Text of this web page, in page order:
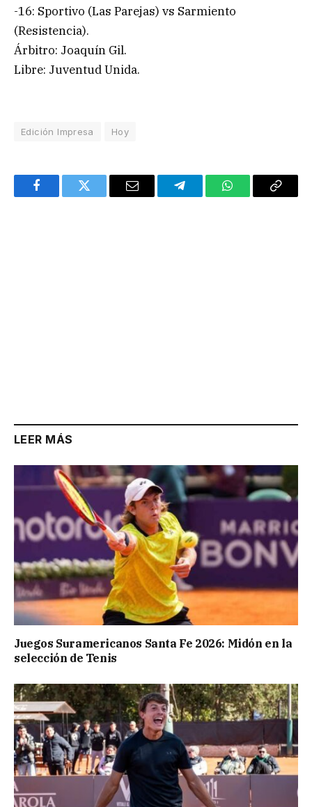
-16: Sportivo (Las Parejas) vs Sarmiento
(Resistencia).
Árbitro: Joaquín Gil.
Libre: Juventud Unida.
Edición Impresa Hoy
FacebookTwitter Email TelegramWhatsAppCopy
LEER MÁS
Juegos Suramericanos Santa Fe 2026: Midón en la
selección de Tenis